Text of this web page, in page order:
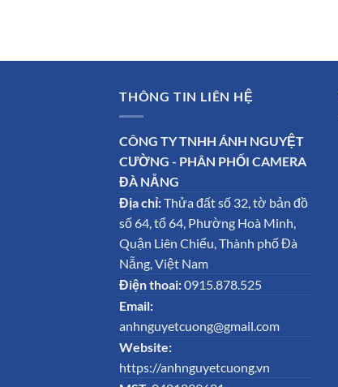
THÔNG TIN LIÊN HỆ
CÔNG TY TNHH ÁNH NGUYỆT
CƯỜNG - PHÂN PHỐI CAMERA
ĐÀ NẴNG
Địa chỉ:Thửa đất số 32, tờ bản đồ
số 64, tổ 64, Phường Hoà Minh,
Quận Liên Chiểu, Thành phố Đà
Nẵng, Việt Nam
Điện thoai:0915.878.525
Email:
anhnguyetcuong@gmail.com
Website:
https://anhnguyetcuong.vn